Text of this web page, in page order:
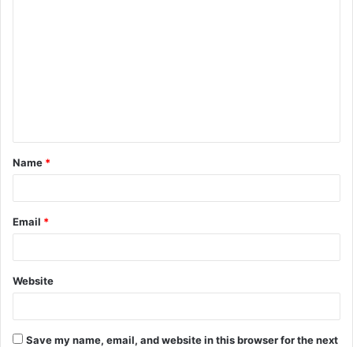
t
*
Name *
Email *
Website
Save my name, email, and website in this browser for the next